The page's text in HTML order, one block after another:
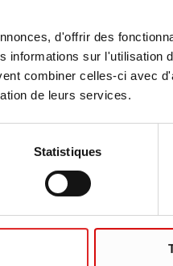
d'offrir des
informations sur l'utilisation
combiner celles-ci avec
de leurs services.
Statistiques